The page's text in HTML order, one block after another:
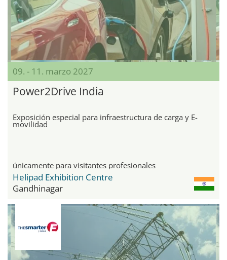
09. - 11. marzo 2027
Power2Drive India
Exposición especial para infraestructura de carga y E-
movilidad
únicamente para visitantes profesionales
Helipad Exhibition Centre
Gandhinagar